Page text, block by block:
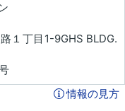
１丁目1-9GHS BLDG.
情報の見方